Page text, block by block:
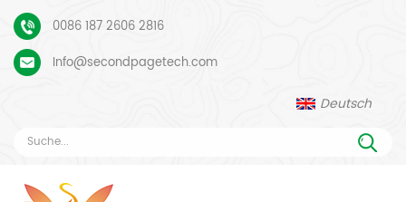
0086 187 2606 2816
Info@secondpagetech.com
Deutsch